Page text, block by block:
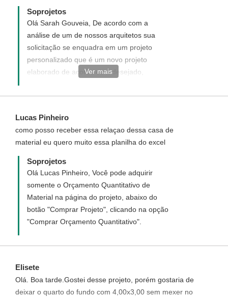
quartos sendo um suite, sala, cozinha, banheiro e um
espaço no fundo pra colocar uma piscina enfim..
gostaria de saber se ha essa possibilidade.. quero uma
casa com conforto e modernidade em um valor total de
custo médio. Podemos fazer um orçamento ou como
seria?
Soprojetos
Olá Sarah Gouveia, De acordo com a
análise de um de nossos arquitetos sua
solicitação se enquadra em um projeto
personalizado que é um novo projeto
elaborado de acordo com desejado,
detalhes como funciona, quais os custos e
Disponha para quaisquer dúvida. Será um
prazer ter você como uma de nossas
clientes.
Ver mais
Lucas Pinheiro
como posso receber essa relaçao dessa casa de
material eu quero muito essa planilha do excel
Soprojetos
Olá Lucas Pinheiro, Você pode adquirir
somente o Orçamento Quantitativo de
Material na página do projeto, abaixo do
botão "Comprar Projeto", clicando na opção
"Comprar Orçamento Quantitativo".
Elisete
Olá. Boa tarde.Gostei desse projeto, porém gostaria de
deixar o quarto do fundo com 4,00x3,00 sem mexer no